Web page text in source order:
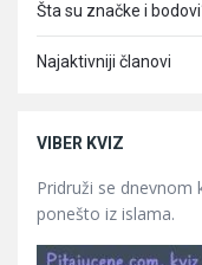
Šta su značke i
Najaktivniji članovi
VIBER KVIZ
Pridruži se dnevnom
ponešto iz islama.